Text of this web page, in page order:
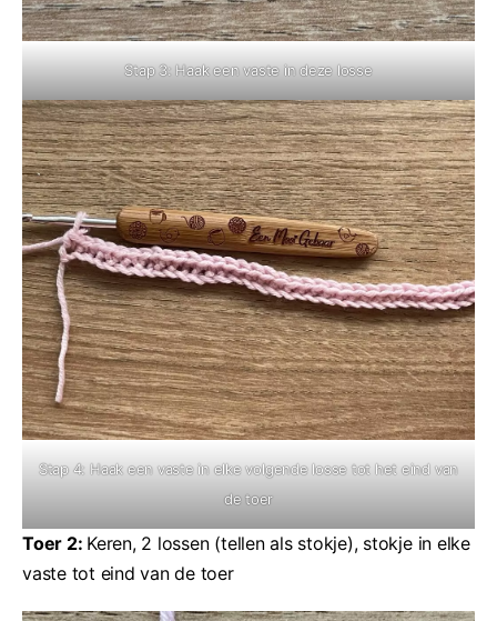
Stap 3: Haak een vaste in deze losse
Stap 4: Haak een vaste in elke volgende losse tot het eind van
de toer
Toer 2: Keren, 2 lossen (tellen als stokje), stokje in elke
vaste tot eind van de toer